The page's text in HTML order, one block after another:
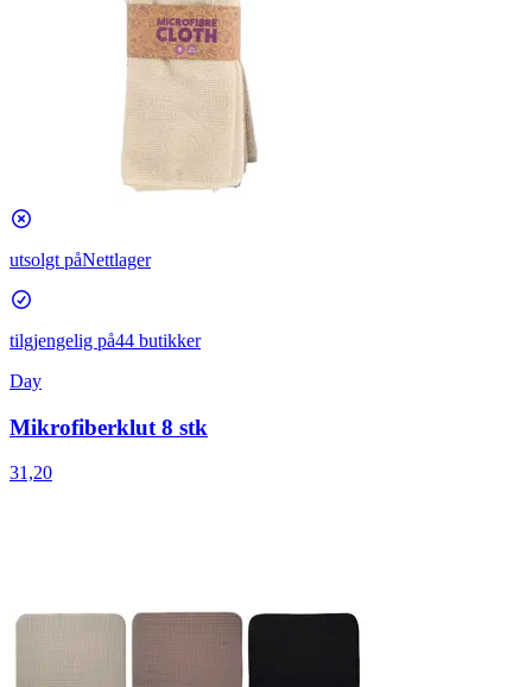
utsolgt påNettlager
tilgjengelig på44 butikker
Day
Mikrofiberklut 8 stk
31,20